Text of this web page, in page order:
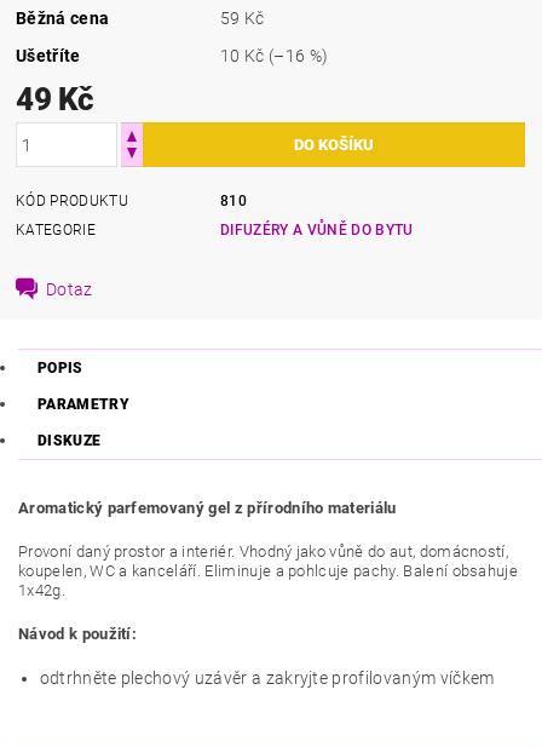
Běžná cena
59 Kč
Ušetříte
10 Kč (–16 %)
49 Kč
KÓD PRODUKTU
810
KATEGORIE
DIFUZÉRY A VŮNĚ DO BYTU
Dotaz
POPIS
PARAMETRY
DISKUZE
Aromatický parfemovaný gel z přírodního materiálu
Provoní daný prostor a interiér. Vhodný jako vůně do aut, domácností,
koupelen, WC a kanceláří. Eliminuje a pohlcuje pachy. Balení obsahuje
1x42g.
Návod k použití:
odtrhněte plechový uzávěr a zakryjte profilovaným víčkem